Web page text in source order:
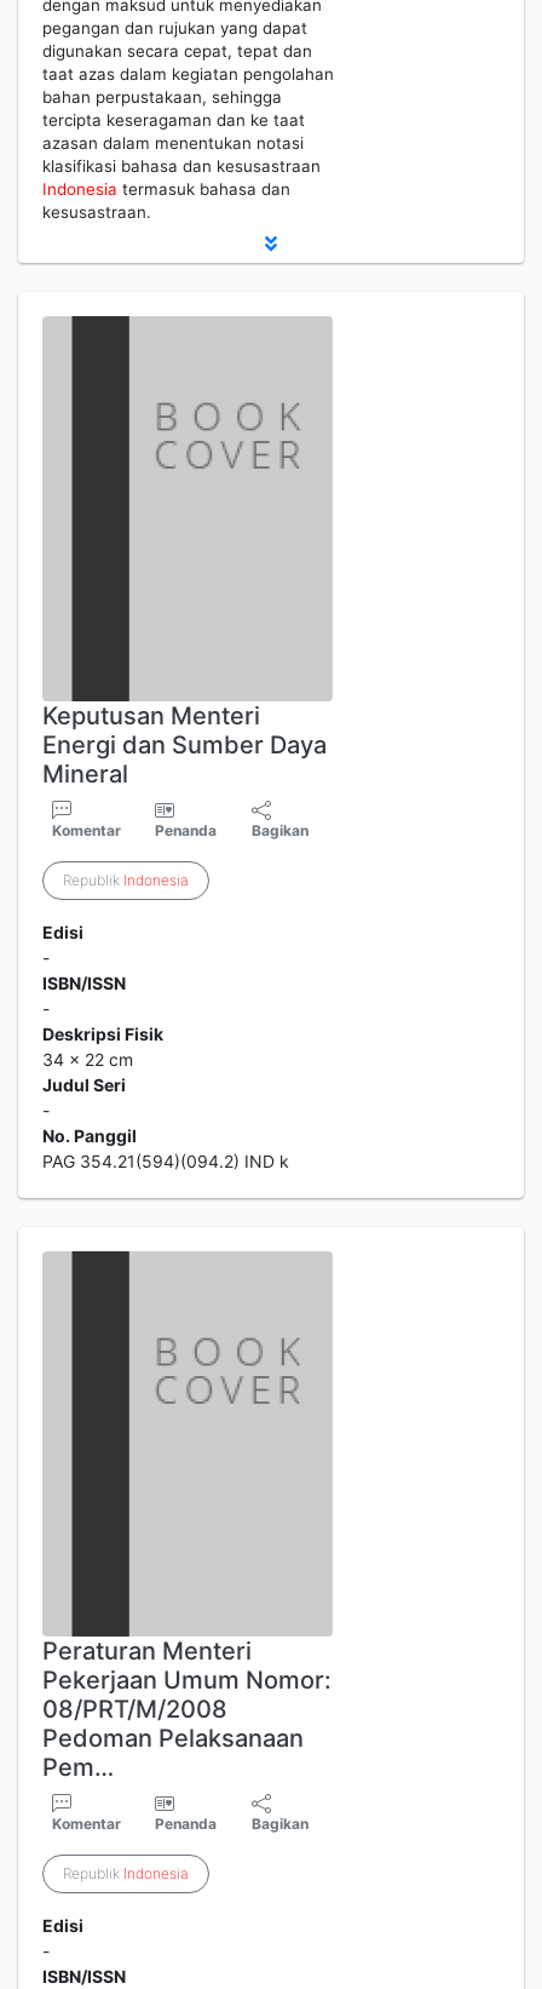
dengan maksud untuk menyediakan
pegangan dan rujukan yang dapat
digunakan secara cepat, tepat dan
taat azas dalam kegiatan pengolahan
bahan perpustakaan, sehingga
tercipta keseragaman dan ke taat
azasan dalam menentukan notasi
klasifikasi bahasa dan kesusastraan
Indonesia termasuk bahasa dan
kesusastraan.
Keputusan Menteri
Energi dan Sumber Daya
Mineral
Komentar Penanda Bagikan
Republik Indonesia
Edisi
-
ISBN/ISSN
-
Deskripsi Fisik
34 x 22 cm
Judul Seri
-
No. Panggil
PAG 354.21(594)(094.2) IND k
Peraturan Menteri
Pekerjaan Umum Nomor:
08/PRT/M/2008
Pedoman Pelaksanaan
Pem…
Komentar Penanda Bagikan
Republik Indonesia
Edisi
-
ISBN/ISSN